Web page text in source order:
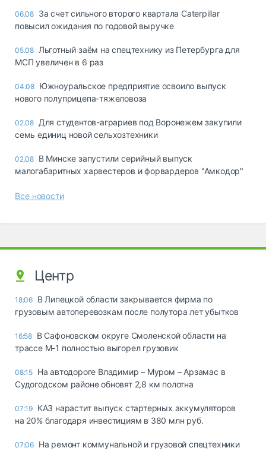
06.08 За счет сильного второго квартала Caterpillar
повысил ожидания по годовой выручке
05.08 Льготный заём на спецтехнику из Петербурга для
МСП увеличен в 6 раз
04.08 Южноуральское предприятие освоило выпуск
нового полуприцепа-тяжеловоза
02.08 Для студентов-аграриев под Воронежем закупили
семь единиц новой сельхозтехники
02.08 В Минске запустили серийный выпуск
малогабаритных харвестеров и форвардеров "Амкодор"
Все новости
Центр
18:06 В Липецкой области закрывается фирма по
грузовым автоперевозкам после полутора лет убытков
16:58 В Сафоновском округе Смоленской области на
трассе М-1 полностью выгорел грузовик
08:15 На автодороге Владимир – Муром – Арзамас в
Судогодском районе обновят 2,8 км полотна
07:19 КАЗ нарастит выпуск стартерных аккумуляторов
на 20% благодаря инвестициям в 380 млн руб.
07:06 На ремонт коммунальной и грузовой спецтехники